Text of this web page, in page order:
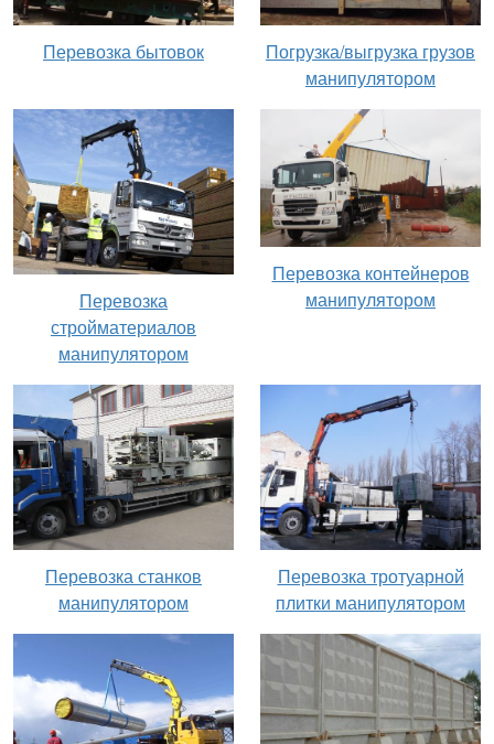
Перевозка бытовок
Погрузка/выгрузка грузов
манипулятором
Перевозка
стройматериалов
манипулятором
Перевозка контейнеров
манипулятором
Перевозка станков
манипулятором
Перевозка тротуарной
плитки манипулятором